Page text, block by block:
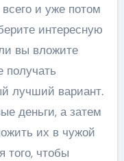
и уже потом
интересную
вы вложите
получать
лучший вариант.
деньги, а затем
их в чужой
того, чтобы